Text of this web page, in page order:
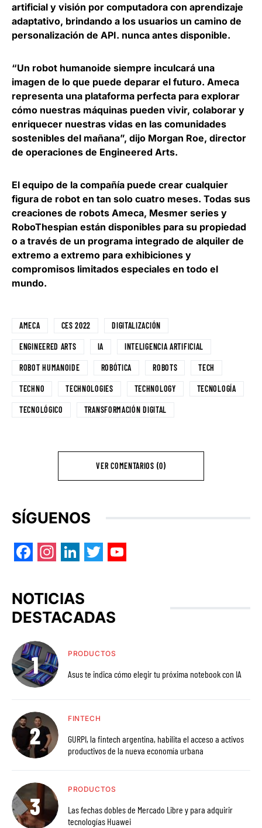
artificial y visión por computadora con aprendizaje
adaptativo, brindando a los usuarios un camino de
personalización de API. nunca antes disponible.
“Un robot humanoide siempre inculcará una
imagen de lo que puede deparar el futuro. Ameca
representa una plataforma perfecta para explorar
cómo nuestras máquinas pueden vivir, colaborar y
enriquecer nuestras vidas en las comunidades
sostenibles del mañana”, dijo Morgan Roe, director
de operaciones de Engineered Arts.
El equipo de la compañía puede crear cualquier
figura de robot en tan solo cuatro meses. Todas sus
creaciones de robots Ameca, Mesmer series y
RoboThespian están disponibles para su propiedad
o a través de un programa integrado de alquiler de
extremo a extremo para exhibiciones y
compromisos limitados especiales en todo el
mundo.
AMECA CES 2022 DIGITALIZACIÓN
ENGINEERED ARTS IA INTELIGENCIA ARTIFICIAL
ROBOT HUMANOIDE ROBÓTICA ROBOTS TECH
TECHNO TECHNOLOGIES TECHNOLOGY TECNOLOGÍA
TECNOLÓGICO TRANSFORMACIÓN DIGITAL
VER COMENTARIOS (0)
SÍGUENOS
NOTICIAS
DESTACADAS
PRODUCTOS
Asus te indica cómo elegir tu próxima notebook con IA
FINTECH
GURPI, la fintech argentina, habilita el acceso a activos
productivos de la nueva economía urbana
PRODUCTOS
Las fechas dobles de Mercado Libre y para adquirir
tecnologías Huawei